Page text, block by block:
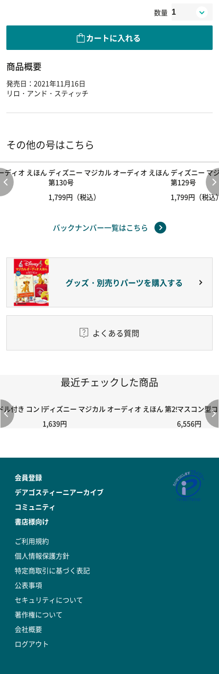
数量
カートに入れる
商品概要
発売日：2021年11月16日
リロ・アンド・スティッチ
その他の号はこちら
ディオ えほん ディズニー マジカル オーディオ えほん
第130号
1,799円（税込）
ディズニー マ
第129号
1,799円（税込
バックナンバー一覧はこちら
グッズ・別売りパーツを購入する
よくある質問
最近チェックした商品
付き コントローラー＆ポイント切り替えスイッチRC-02/C002 /
ディズニー マジカル オーディオ えほん 第29号
1,639円
マスコン型
6,556円
会員登録
デアゴスティーニアーカイブ
コミュニティ
書店様向け
ご利用規約
個人情報保護方針
特定商取引に基づく表記
公表事項
セキュリティについて
著作権について
会社概要
ログアウト